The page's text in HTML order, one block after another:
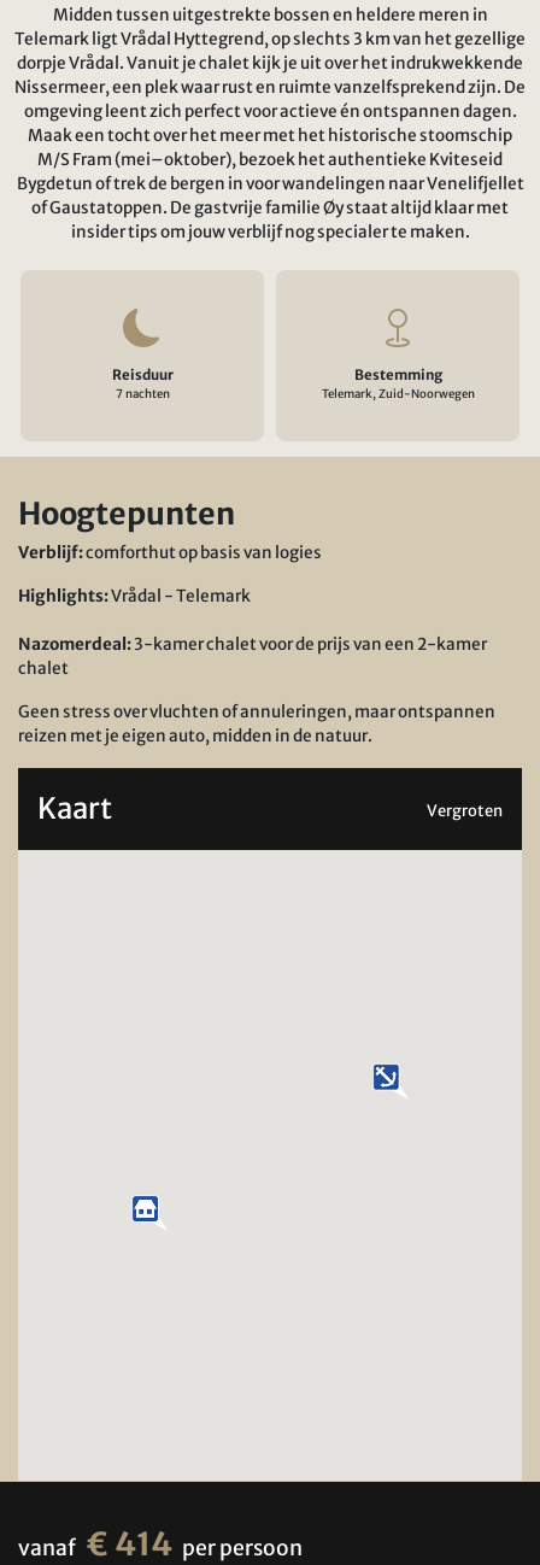
Midden tussen uitgestrekte bossen en heldere meren in
Telemark ligt Vrådal Hyttegrend, op slechts 3 km van het gezellige
dorpje Vrådal. Vanuit je chalet kijk je uit over het indrukwekkende
Nissermeer, een plek waar rust en ruimte vanzelfsprekend zijn. De
omgeving leent zich perfect voor actieve én ontspannen dagen.
Maak een tocht over het meer met het historische stoomschip
M/S Fram (mei–oktober), bezoek het authentieke Kviteseid
Bygdetun of trek de bergen in voor wandelingen naar Venelifjellet
of Gaustatoppen. De gastvrije familie Øy staat altijd klaar met
insider tips om jouw verblijf nog specialer te maken.
Reisduur
7 nachten
Bestemming
Telemark, Zuid-Noorwegen
Hoogtepunten
Verblijf:comforthut op basis van logies
Highlights:Vrådal - Telemark
Nazomerdeal:3-kamer chalet voor de prijs van een 2-kamer
chalet
Geen stress over vluchten of annuleringen, maar ontspannen
reizen met je eigen auto, midden in de natuur.
Kaart Vergroten
vanaf € 414 per persoon